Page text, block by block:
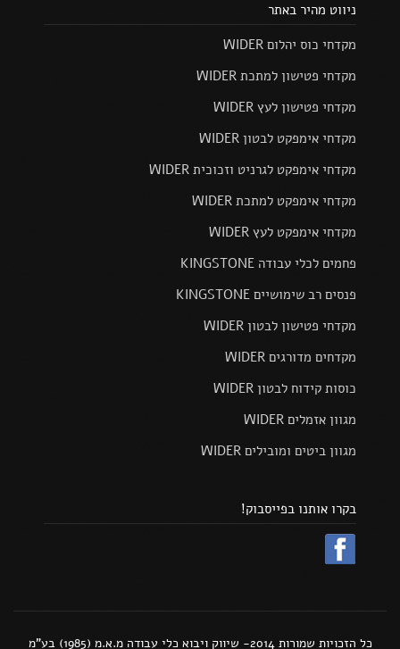
ניווט מהיר באתר
מקדחי כוס יהלום WIDER
מקדחי פטישון למתכת WIDER
מקדחי פטישון לעץ WIDER
מקדחי אימפקט לבטון WIDER
מקדחי אימפקט לגרניט וזכוכית WIDER
מקדחי אימפקט למתכת WIDER
מקדחי אימפקט לעץ WIDER
פחמים לכלי עבודה KINGSTONE
פנסים רב שימושיים KINGSTONE
מקדחי פטישון לבטון WIDER
מקדחים מדורגים WIDER
כוסות קידוח לבטון WIDER
מגוון אזמלים WIDER
מגוון ביטים ומובילים WIDER
בקרו אותנו בפייסבוק!
כל הזכויות שמורות 2014- שיווק ויבוא כלי עבודה מ.א.מ (1985) בע"מ